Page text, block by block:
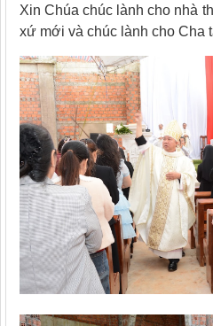
Xin Chúa chúc lành cho nhà
xứ mới và chúc lành cho Cha